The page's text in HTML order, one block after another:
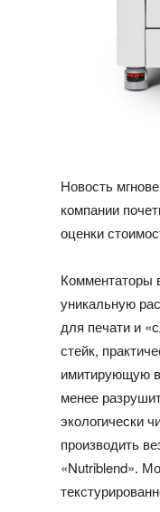
Новость
компании
оценки
Комментаторы
уникальную
для печати и
стейк,
имитирующую
менее
экологически
производить
«Nutriblend».